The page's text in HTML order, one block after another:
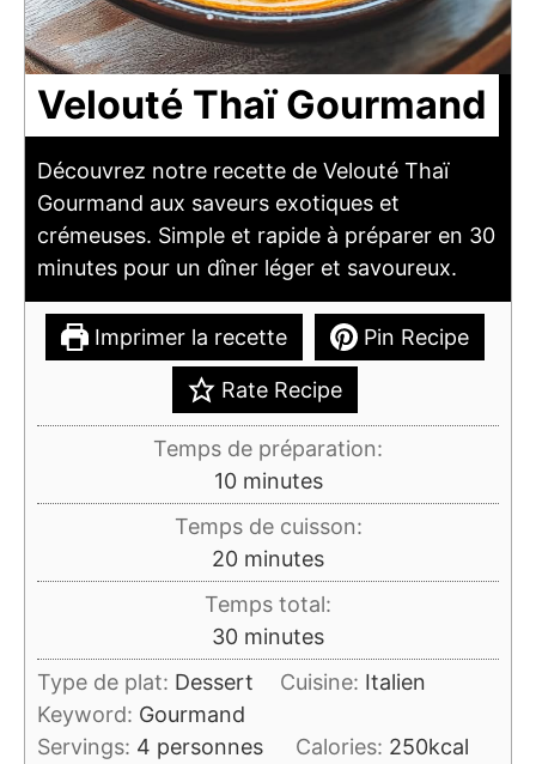
Velouté Thaï Gourmand
Découvrez notre recette de Velouté Thaï
Gourmand aux saveurs exotiques et
crémeuses. Simple et rapide à préparer en 30
minutes pour un dîner léger et savoureux.
Imprimer la recette Pin Recipe
Rate Recipe
Temps de préparation:
10minutes
minutes
Temps de cuisson:
20minutes
minutes
Temps total:
30minutes
minutes
Type de plat: Dessert Cuisine: Italien
Keyword: Gourmand
Servings: 4 personnes Calories: 250kcal